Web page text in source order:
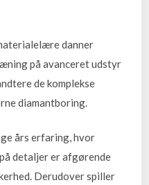
danner
på avanceret udstyr
de komplekse
diamantboring.
års erfaring, hvor
detaljer er afgørende
Derudover spiller